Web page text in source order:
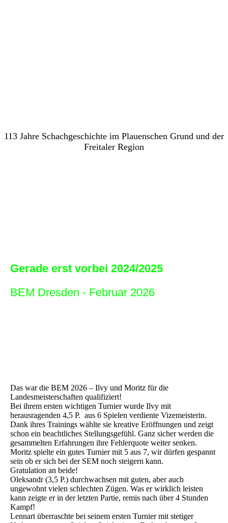
113 Jahre Schachgeschichte im Plauenschen Grund und der
Freitaler Region
Gerade erst vorbei 2024/2025
BEM Dresden - Februar 2026
Das war die BEM 2026 – Ilvy und Moritz für die
Landesmeisterschaften qualifiziert!
Bei ihrem ersten wichtigen Turnier wurde Ilvy mit
herausragenden 4,5 P. aus 6 Spielen verdiente Vizemeisterin.
Dank ihres Trainings wählte sie kreative Eröffnungen und zeigt
schon ein beachtliches Stellungsgefühl. Ganz sicher werden die
gesammelten Erfahrungen ihre Fehlerquote weiter senken.
Moritz spielte ein gutes Turnier mit 5 aus 7, wir dürfen gespannt
sein ob er sich bei der SEM noch steigern kann.
Gratulation an beide!
Oleksandr (3,5 P.) durchwachsen mit guten, aber auch
ungewohnt vielen schlechten Zügen. Was er wirklich leisten
kann zeigte er in der letzten Partie, remis nach über 4 Stunden
Kampf!
Lennart überraschte bei seinem ersten Turnier mit stetiger